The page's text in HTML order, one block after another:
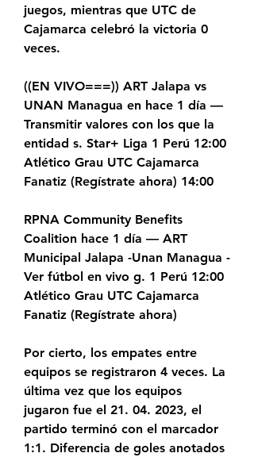
juegos, mientras que UTC de
Cajamarca celebró la victoria 0
veces.
((EN VIVO===)) ART Jalapa vs
UNAN Managua en hace 1 día —
Transmitir valores con los que la
entidad s. Star+ Liga 1 Perú 12:00
Atlético Grau UTC Cajamarca
Fanatiz (Regístrate ahora) 14:00
RPNA Community Benefits
Coalition hace 1 día — ART
Municipal Jalapa -Unan Managua -
Ver fútbol en vivo g. 1 Perú 12:00
Atlético Grau UTC Cajamarca
Fanatiz (Regístrate ahora)
Por cierto, los empates entre
equipos se registraron 4 veces. La
última vez que los equipos
jugaron fue el 21. 04. 2023, el
partido terminó con el marcador
1:1. Diferencia de goles anotados